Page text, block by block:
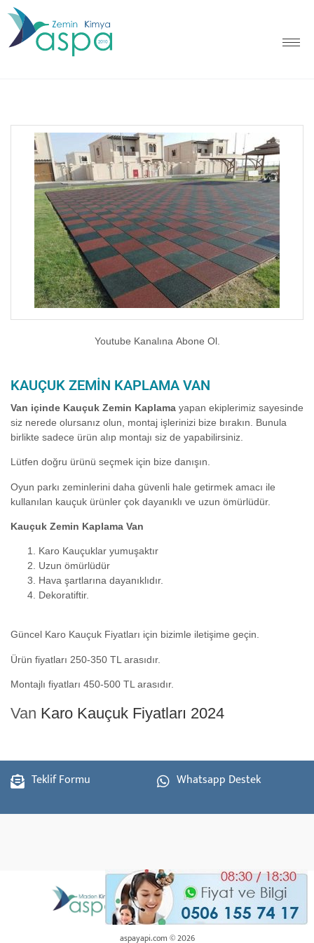
Youtube Kanalına Abone Ol.
KAUÇUK ZEMIN KAPLAMA VAN
Van içinde Kauçuk Zemin Kaplama yapan ekiplerimiz sayesinde
siz nerede olursanız olun, montaj işlerinizi bize bırakın. Bunula
birlikte sadece ürün alıp montajı siz de yapabilirsiniz.
Lütfen doğru ürünü seçmek için bize danışın.
Oyun parkı zeminlerini daha güvenli hale getirmek amacı ile
kullanılan kauçuk ürünler çok dayanıklı ve uzun ömürlüdür.
Kauçuk Zemin Kaplama Van
Karo Kauçuklar yumuşaktır
Uzun ömürlüdür
Hava şartlarına dayanıklıdır.
Dekoratiftir.
Güncel Karo Kauçuk Fiyatları için bizimle iletişime geçin.
Ürün fiyatları 250-350 TL arasıdır.
Montajlı fiyatları 450-500 TL arasıdır.
Van Karo Kauçuk Fiyatları 2024
Teklif Formu Whatsapp Destek
aspayapi.com © 2026